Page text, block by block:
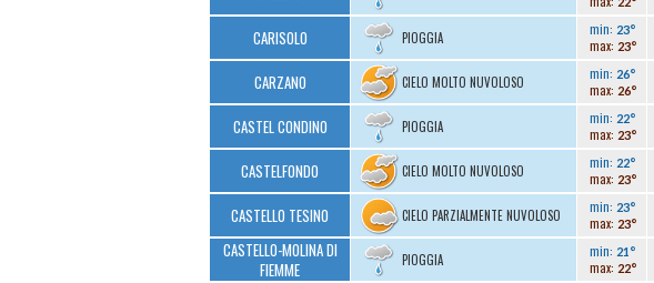
CARISOLO PIOGGIA min: 23°
max: 23°
CARZANO CIELO MOLTO NUVOLOSO min: 26°
max: 26°
CASTEL CONDINO PIOGGIA min: 22°
max: 23°
CASTELFONDO CIELO MOLTO NUVOLOSO min: 22°
max: 23°
CASTELLO TESINO CIELO PARZIALMENTE NUVOLOSO min: 23°
max: 23°
CASTELLO-MOLINA DI
FIEMME
PIOGGIA min: 21°
max: 22°